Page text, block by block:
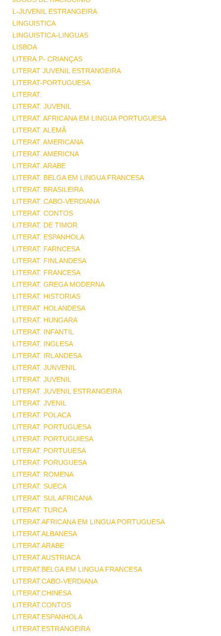
L-JUVENIL ESTRANGEIRA
LINGUISTICA
LINGUISTICA-LINGUAS
LISBOA
LITERA.P- CRIANÇAS
LITERAT JUVENIL ESTRANGEIRA
LITERAT-PORTUGUESA
LITERAT.
LITERAT. JUVENIL
LITERAT. AFRICANA EM LINGUA PORTUGUESA
LITERAT. ALEMÃ
LITERAT. AMERICANA
LITERAT. AMERICNA
LITERAT. ARABE
LITERAT. BELGA EM LINGUA FRANCESA
LITERAT. BRASILEIRA
LITERAT. CABO-VERDIANA
LITERAT. CONTOS
LITERAT. DE TIMOR
LITERAT. ESPANHOLA
LITERAT. FARNCESA
LITERAT. FINLANDESA
LITERAT. FRANCESA
LITERAT. GREGA MODERNA
LITERAT. HISTORIAS
LITERAT. HOLANDESA
LITERAT. HUNGARA
LITERAT. INFANTIL
LITERAT. INGLESA
LITERAT. IRLANDESA
LITERAT. JUNVENIL
LITERAT. JUVENIL
LITERAT. JUVENIL ESTRANGEIRA
LITERAT. JVENIL
LITERAT. POLACA
LITERAT. PORTUGUESA
LITERAT. PORTUGUIESA
LITERAT. PORTUUESA
LITERAT. PORUGUESA
LITERAT. ROMENA
LITERAT. SUECA
LITERAT. SUL AFRICANA
LITERAT. TURCA
LITERAT.AFRICANA EM LINGUA PORTUGUESA
LITERAT.ALBANESA
LITERAT.ARABE
LITERAT.AUSTRIACA
LITERAT.BELGA EM LINGUA FRANCESA
LITERAT.CABO-VERDIANA
LITERAT.CHINESA
LITERAT.CONTOS
LITERAT.ESPANHOLA
LITERAT.ESTRANGEIRA